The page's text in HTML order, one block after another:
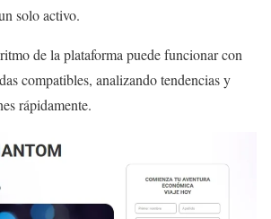
solo activo.
de la plataforma puede funcionar con
compatibles, analizando tendencias y
rápidamente.